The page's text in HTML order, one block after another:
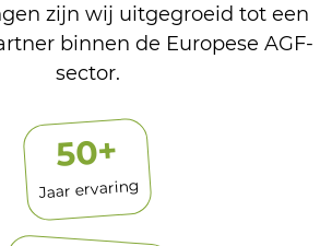
zijn wij uitgegroeid tot een
binnen de Europese AGF-
sector.
50+
Jaar ervaring